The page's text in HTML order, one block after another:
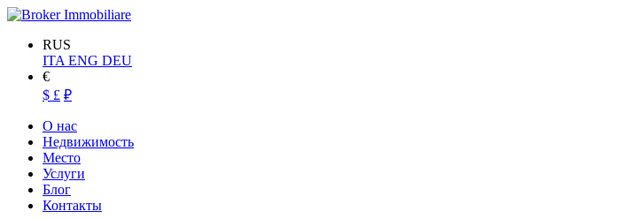
RUS
ITA ENG DEU
€
$ £ ₽
О нас
Недвижимость
Место
Услуги
Блог
Контакты